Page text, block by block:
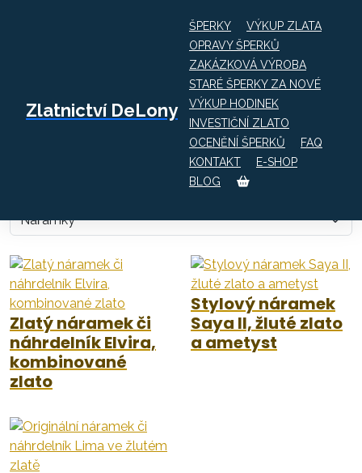
Zlatnictví DeLony
ŠPERKY
VÝKUP ZLATA
OPRAVY ŠPERKŮ
ZAKÁZKOVÁ VÝROBA
STARÉ ŠPERKY ZA NOVÉ
VÝKUP HODINEK
INVESTIČNÍ ZLATO
OCENĚNÍ ŠPERKŮ
FAQ
KONTAKT
E-SHOP
BLOG
Kromě prstenů na ruku neodmyslitelně patří také
dámský náramek. Náramky na ruku jsou ze žlutého,
růžového i bílého zlata, jemné i výrazné. Exkluzivitu Vám
pak dodají náramky z kombinovaného zlata. A mají tu
Zlatý náramek či
náhrdelník Elvira,
kombinované
zlato
Stylový náramek
Saya II, žluté zlato
a ametyst